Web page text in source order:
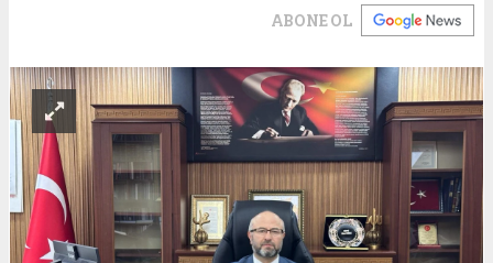
ABONE OL